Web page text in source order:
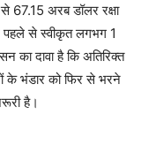
67.15 अरब डॉलर रक्षा
से स्वीकृत लगभग 1
का दावा है कि अतिरिक्त
के भंडार को फिर से भरने
है।